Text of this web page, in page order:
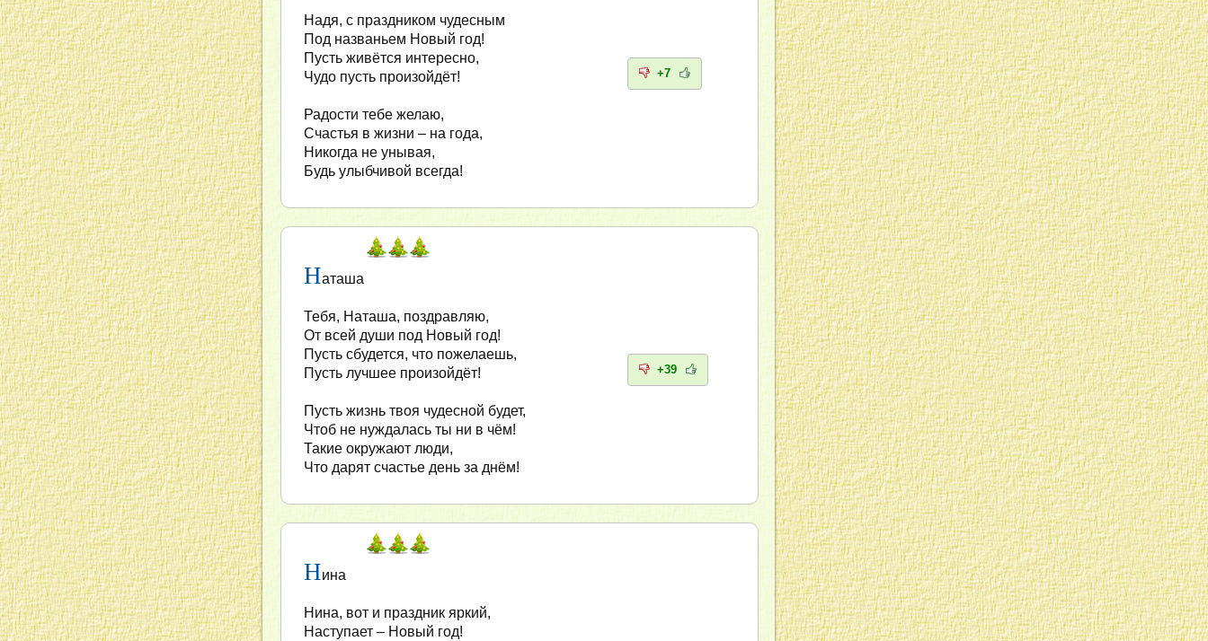
Надя, с праздником чудесным
Под названьем Новый год!
Пусть живётся интересно,
Чудо пусть произойдёт!
Радости тебе желаю,
Счастья в жизни – на года,
Никогда не унывая,
Будь улыбчивой всегда!
+7
Наташа
Тебя, Наташа, поздравляю,
От всей души под Новый год!
Пусть сбудется, что пожелаешь,
Пусть лучшее произойдёт!
Пусть жизнь твоя чудесной будет,
Чтоб не нуждалась ты ни в чём!
Такие окружают люди,
Что дарят счастье день за днём!
+39
Нина
Нина, вот и праздник яркий,
Наступает – Новый год!